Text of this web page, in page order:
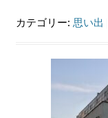
カテゴリー: 思い出